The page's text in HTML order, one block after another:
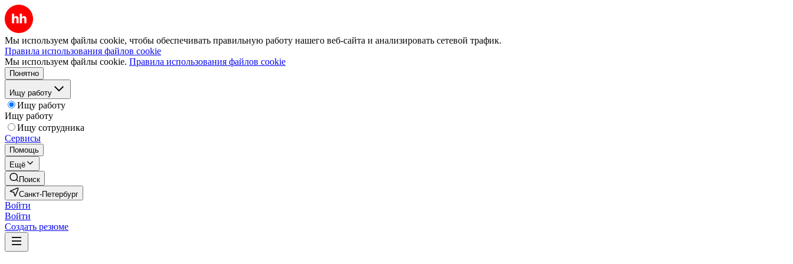
Мы используем файлы cookie, чтобы обеспечивать правильную работу нашего веб-сайта и анализировать сетевой трафик.
Правила использования файлов cookie
Мы используем файлы cookie. Правила использования файлов cookie
Понятно
Ищу работу
Ищу работу
Ищу работу
Ищу сотрудника
Сервисы
Помощь
Ещё
Поиск
Санкт-Петербург
Войти
Войти
Создать резюме